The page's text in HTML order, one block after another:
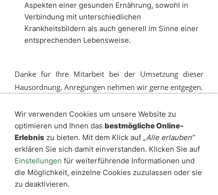
Aspekten einer gesunden Ernährung, sowohl in
Verbindung mit unterschiedlichen
Krankheitsbildern als auch generell im Sinne einer
entsprechenden Lebensweise.
Danke für Ihre Mitarbeit bei der Umsetzung dieser
Hausordnung. Anregungen nehmen wir gerne entgegen.
INFORMATIONEN
Sitemap
Impressum
Datenschutzerklärung
Wir verwenden Cookies um unsere Website zu
optimieren und Ihnen das bestmögliche Online-
Erlebnis zu bieten. Mit dem Klick auf „Alle erlauben“
erklären Sie sich damit einverstanden. Klicken Sie auf
Einstellungen für weiterführende Informationen und
die Möglichkeit, einzelne Cookies zuzulassen oder sie
zu deaktivieren.